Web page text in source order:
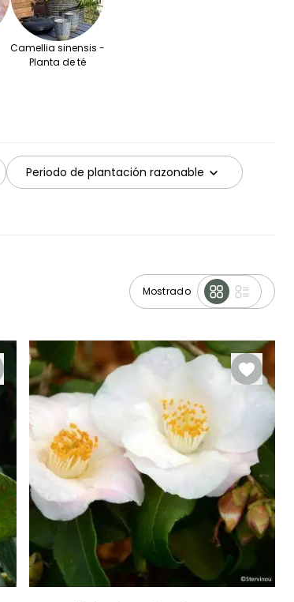
Camellia sinensis -
Planta de té
Periodo de plantación razonable
Mostrado